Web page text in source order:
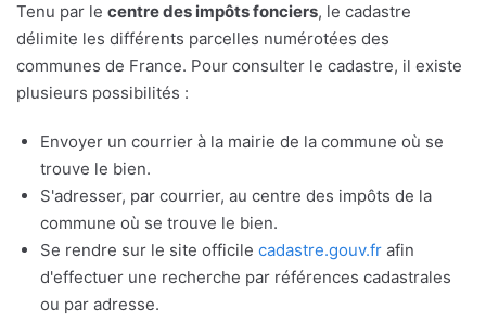
Tenu par le centre des impôts fonciers, le cadastre
délimite les différents parcelles numérotées des
communes de France. Pour consulter le cadastre, il existe
plusieurs possibilités :
Envoyer un courrier à la mairie de la commune où se
trouve le bien.
S'adresser, par courrier, au centre des impôts de la
commune où se trouve le bien.
Se rendre sur le site officile cadastre.gouv.fr afin
d'effectuer une recherche par références cadastrales
ou par adresse.